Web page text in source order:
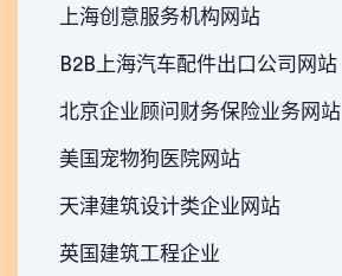
上海创意服务机构网站
B2B上海汽车配件出口公司网站
北京企业顾问财务保险业务网站
美国宠物狗医院网站
天津建筑设计类企业网站
英国建筑工程企业